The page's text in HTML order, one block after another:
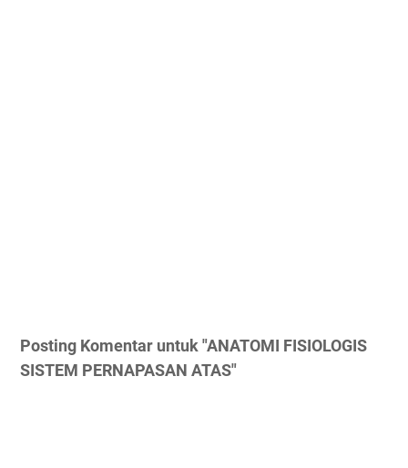
Posting Komentar untuk "ANATOMI FISIOLOGIS
SISTEM PERNAPASAN ATAS"